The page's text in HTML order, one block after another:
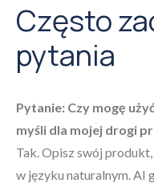
Często
pytania
Pytanie: Czy mogę
myśli dla mojej drogi
Tak. Opisz swój
w języku naturalnym. AI